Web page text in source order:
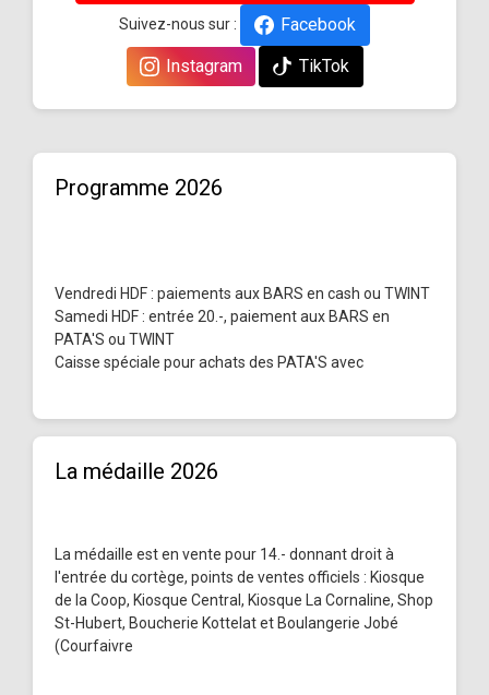
Suivez-nous sur :
Facebook
Instagram
TikTok
Programme 2026
Vendredi HDF : paiements aux BARS en cash ou TWINT
Samedi HDF : entrée 20.-, paiement aux BARS en
PATA'S ou TWINT
Caisse spéciale pour achats des PATA'S avec
La médaille 2026
La médaille est en vente pour 14.- donnant droit à
l'entrée du cortège, points de ventes officiels : Kiosque
de la Coop, Kiosque Central, Kiosque La Cornaline, Shop
St-Hubert, Boucherie Kottelat et Boulangerie Jobé
(Courfaivre